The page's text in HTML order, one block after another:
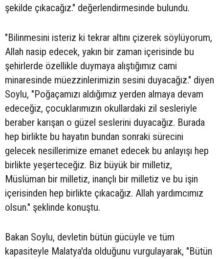
şekilde çıkacağız." değerlendirmesinde bulundu.
"Bilinmesini isteriz ki tekrar altını çizerek söylüyorum,
Allah nasip edecek, yakın bir zaman içerisinde bu
şehirlerde özellikle duymaya alıştığımız cami
minaresinde müezzinlerimizin sesini duyacağız." diyen
Soylu, "Poğaçamızı aldığımız yerden almaya devam
edeceğiz, çocuklarımızın okullardaki zil sesleriyle
beraber karışan o güzel seslerini duyacağız. Burada
hep birlikte bu hayatın bundan sonraki sürecini
gelecek nesillerimize emanet edecek bu anlayışı hep
birlikte yeşerteceğiz. Biz büyük bir milletiz,
Müslüman bir milletiz, inançlı bir milletiz ve bu işin
içerisinden hep birlikte çıkacağız. Allah yardımcımız
olsun." şeklinde konuştu.
Bakan Soylu, devletin bütün gücüyle ve tüm
kapasiteyle Malatya'da olduğunu vurgulayarak, "Bütün